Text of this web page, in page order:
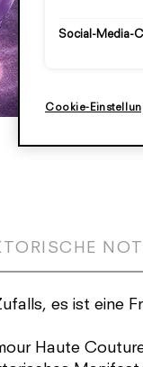
es ist eine
Haute
Social-Media-
Cookie-